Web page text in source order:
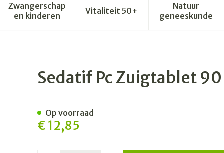
verzorging en hygiëne categorie
voor Dieet, voeding en vitamines categorie
Zwangerschap
en kinderenToon submenu voor Zwangerschap en
Vitaliteit 50+Toon submenu voor Vitaliteit
Natuur
geneeskunde
Toon
Sedatif Pc Zuigtablet
€ 12,85
Op voorraad